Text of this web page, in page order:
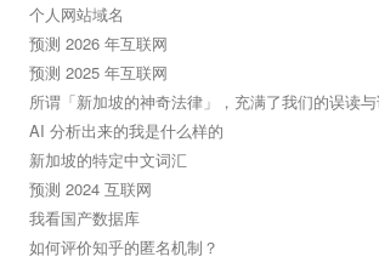
个人网站域名
预测 2026 年互联网
预测 2025 年互联网
所谓「新加坡的神奇法律」，充满了我们的误读
AI 分析出来的我是什么样的
新加坡的特定中文词汇
预测 2024 互联网
我看国产数据库
如何评价知乎的匿名机制？